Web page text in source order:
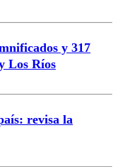
y 317
Los Ríos
revisa la